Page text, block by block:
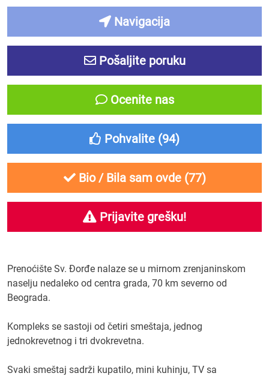
Prenoćište Sv. Đorđe nalaze se u mirnom zrenjaninskom
naselju nedaleko od centra grada, 70 km severno od
Beograda.
Kompleks se sastoji od četiri smeštaja, jednog
jednokrevetnog i tri dvokrevetna.
Svaki smeštaj sadrži kupatilo, mini kuhinju, TV sa
Navigacija
Pošaljite poruku
Ocenite nas
Pohvalite (94)
Bio / Bila sam ovde (77)
Prijavite grešku!